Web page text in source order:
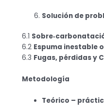
Solución de
6.1
6.2 Espuma inestable
6.3 Fugas, pérdidas y
Metodología
Teórico –